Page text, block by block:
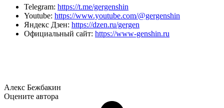
Telegram: https://t.me/gergenshin
Youtube: https://www.youtube.com/@gergenshin
Яндекс Дзен: https://dzen.ru/gergen
Официальный сайт: https://www-genshin.ru
Алекс Бежбакин
Оцените автора